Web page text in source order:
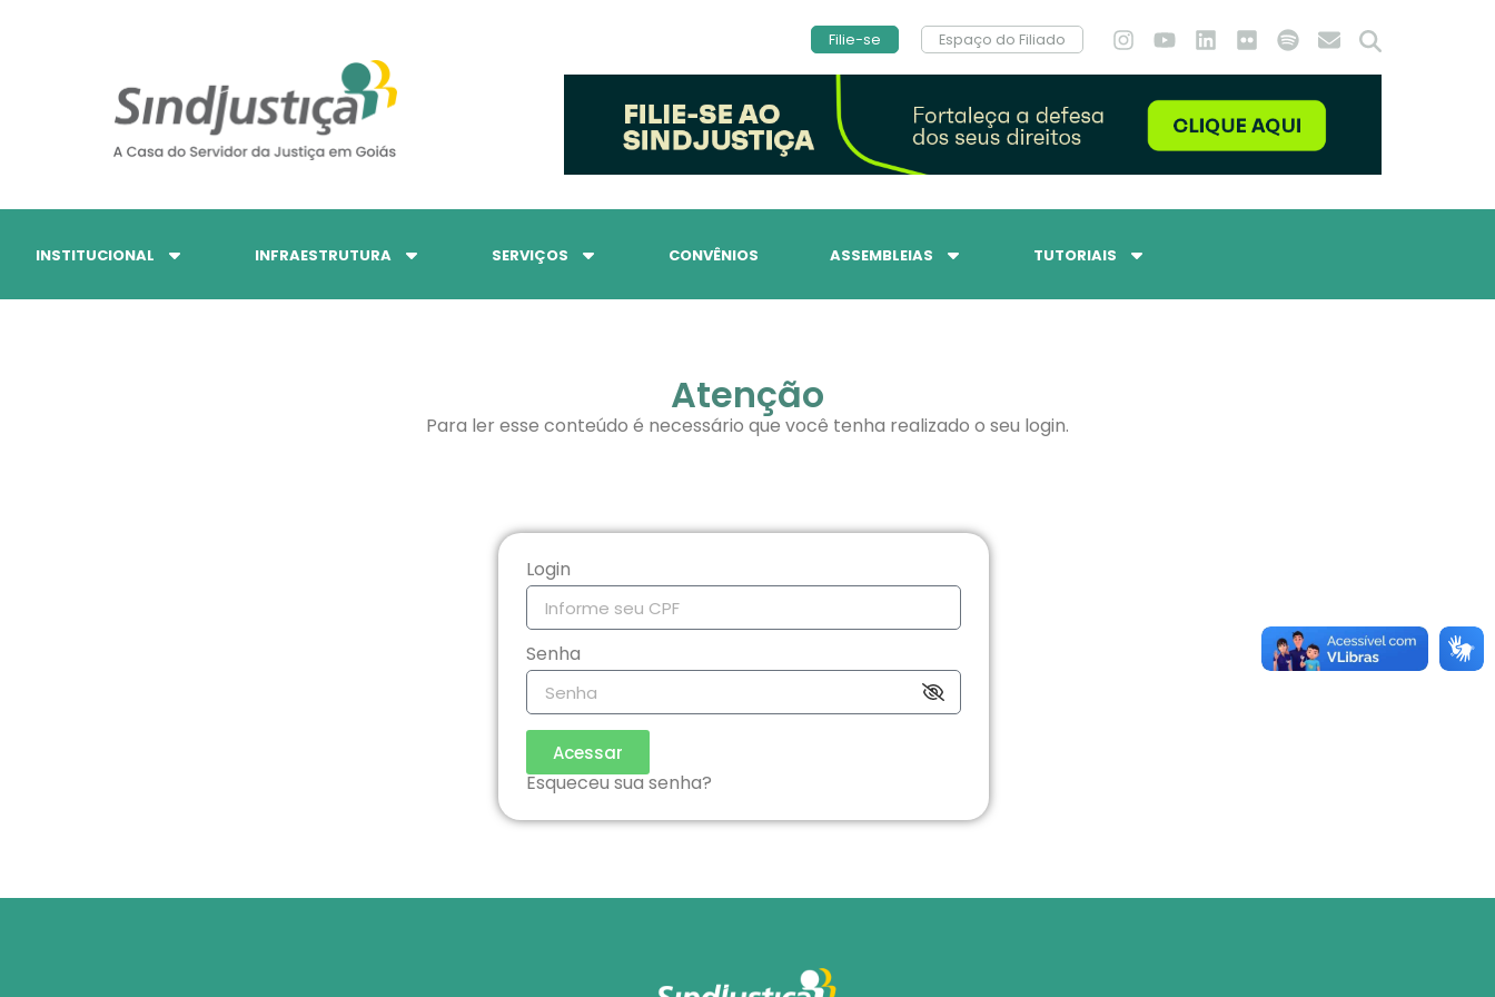
Filie-se Espaço do Filiado
INSTITUCIONAL INFRAESTRUTURA SERVIÇOS CONVÊNIOS ASSEMBLEIAS TUTORIAIS
Atenção
Para ler esse conteúdo é necessário que você tenha realizado o seu login.
Login
Senha
Acessar
Esqueceu sua senha?